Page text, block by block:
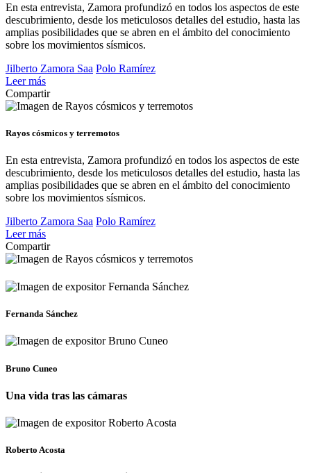
En esta entrevista, Zamora profundizó en todos los aspectos de este
descubrimiento, desde los meticulosos detalles del estudio, hasta las
amplias posibilidades que se abren en el ámbito del conocimiento
sobre los movimientos sísmicos.
Jilberto Zamora Saa Polo Ramírez
Leer más
Compartir
Rayos cósmicos y terremotos
En esta entrevista, Zamora profundizó en todos los aspectos de este
descubrimiento, desde los meticulosos detalles del estudio, hasta las
amplias posibilidades que se abren en el ámbito del conocimiento
sobre los movimientos sísmicos.
Jilberto Zamora Saa Polo Ramírez
Leer más
Compartir
Fernanda Sánchez
Bruno Cuneo
Una vida tras las cámaras
Roberto Acosta